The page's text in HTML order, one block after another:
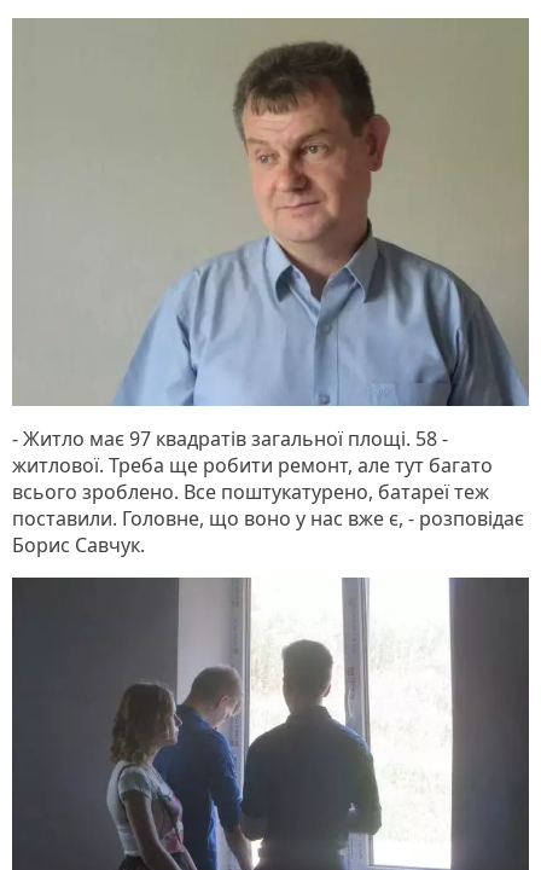
- Житло має 97 квадратів загальної площі. 58 -
житлової. Треба ще робити ремонт, але тут багато
всього зроблено. Все поштукатурено, батареї теж
поставили. Головне, що воно у нас вже є, - розповідає
Борис Савчук.